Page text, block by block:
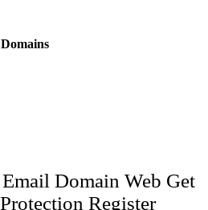
Domain Web Get
Register